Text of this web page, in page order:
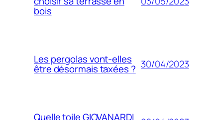
bois
Les pergolas vont-elles
être désormais taxées ? 30/04/2023
Quelle toile GIOVANARDI